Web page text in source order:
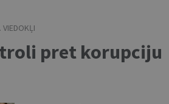
VIEDOKĻI
pret korupciju